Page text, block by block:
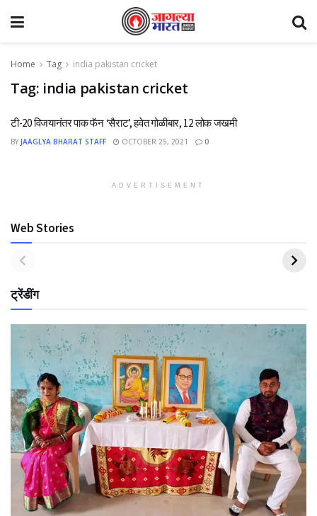
Home Tag india pakistan cricket
Tag: india pakistan cricket
टी-20 विजयानंतर पाक फॅन ‘सैराट’, हवेत गोळीबार, 12 लोक जखमी
BY JAAGLYA BHARAT STAFF OCTOBER 25, 2021 0
ADVERTISEMENT
Web Stories
ट्रेंडींग